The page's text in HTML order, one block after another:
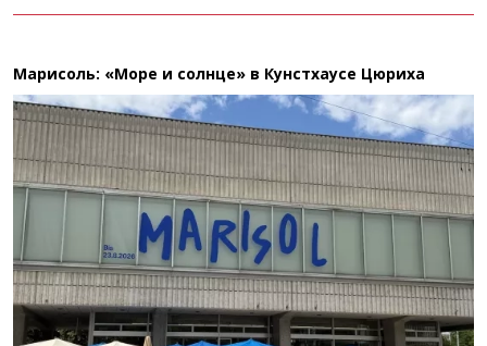
Марисоль: «Море и солнце» в Кунстхаусе Цюриха